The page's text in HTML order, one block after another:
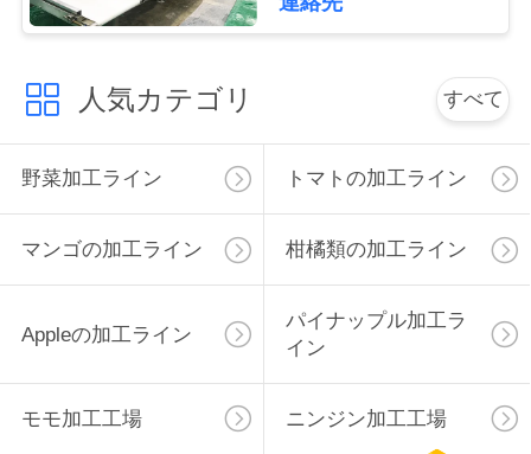
達
に
連
絡
し
な
人気カテゴリ すべて
野菜加工ライン トマトの加工ライン
マンゴの加工ライン 柑橘類の加工ライン
Appleの加工ライン
パイナップル加工ラ
イン
モモ加工工場 ニンジン加工工場